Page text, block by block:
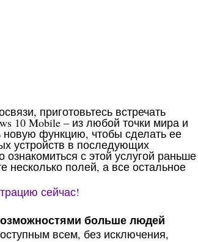
приготовьтесь встречать
10 Mobile – из любой точки мира и
функцию, чтобы сделать ее
устройств в последующих
с этой услугой раньше
несколько полей, а все остальное
сейчас!
больше людей
всем, без исключения,